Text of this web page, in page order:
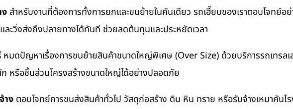
สำหรับงานที่ต้องการทั้งการยกและขนย้ายในคันเดียว รถเฮี๊ยบของเราตอบโจทย์
ละวิ่งส่งถึงปลายทางได้ทันที ช่วยลดต้นทุนและประหยัดเวลา
หมดปัญหาเรื่องการขนย้ายสินค้าขนาดใหญ่พิเศษ (Over Size) ด้วยบริการรถเทรล
หรือชิ้นส่วนโครงสร้างขนาดใหญ่ได้อย่างปลอดภัย
าง ตอบโจทย์การขนส่งสินค้าทั่วไป วัสดุก่อสร้าง ดิน หิน ทราย หรือรับจ้างเหมาคัน